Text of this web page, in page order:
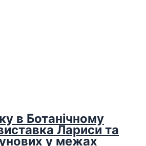
в Ботанічному
Лариси та
у межах